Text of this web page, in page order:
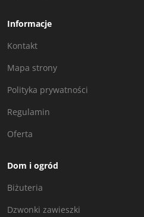
Informacje
Kontakt
Mapa strony
Polityka prywatności
Regulamin
Oferta
Dom i ogród
Biżuteria
Dzwonki zawieszki